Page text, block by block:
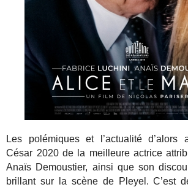
Les polémiques et l’actualité d’alors
César 2020 de la meilleure actrice
Anaïs Demoustier, ainsi que son
brillant sur la scène de Pleyel. C’est